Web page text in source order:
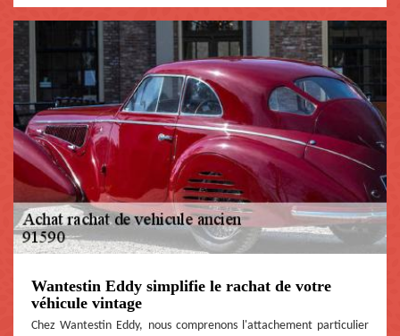
Wantestin Eddy simplifie le rachat de votre
véhicule vintage
Chez Wantestin Eddy, nous comprenons l'attachement particulier